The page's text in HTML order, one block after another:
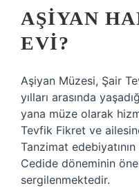
AŞIYAN
EVI?
Aşiyan Müzesi, Şair
yılları arasında
yana müze olarak
Tevfik Fikret ve
Tanzimat
Cedide döneminin
sergilenmektedir.